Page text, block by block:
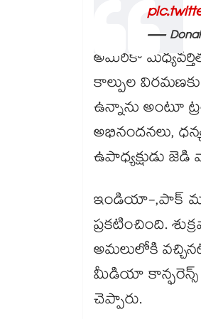
— Donald
అమెరికా
కాల్పుల
ఉన్నాను అంటూ
అభినందనలు,
ఉపాధ్యక్షుడు
ఇండియా-,పాక్
ప్రకటించింది.
అమలులోకి
మీడియా కాన్ఫరెన్స్
చెప్పారు.